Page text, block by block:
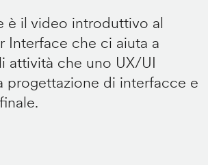
è il video introduttivo al
Interface che ci aiuta a
attività che uno UX/UI
progettazione di interfacce e